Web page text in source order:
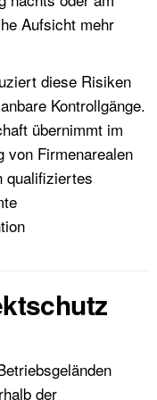
Aufsicht mehr
diese Risiken
Kontrollgänge.
übernimmt im
von Firmenarealen
qualifiziertes
der